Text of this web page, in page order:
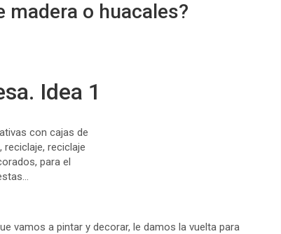
madera o huacales?
Idea 1
vamos a pintar y decorar, le damos la vuelta para